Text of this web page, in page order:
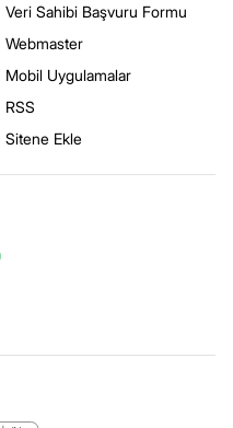
Veri Sahibi Başvuru Formu
Webmaster
Mobil Uygulamalar
RSS
Sitene Ekle